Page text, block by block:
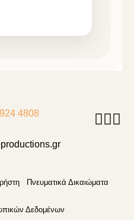
4808
Πνευματικά Δικαιώματα
Δεδομένων